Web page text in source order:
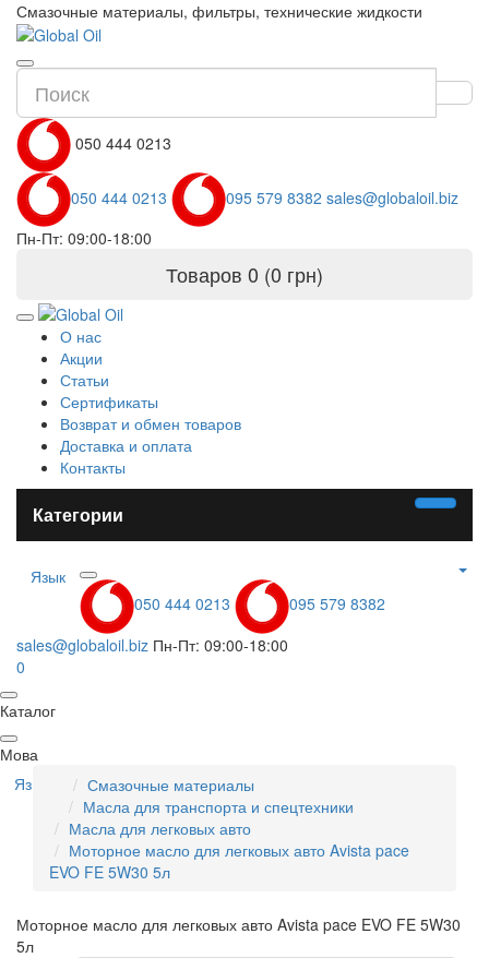
Смазочные материалы, фильтры, технические жидкости
050 444 0213
050 444 0213 095 579 8382 sales@globaloil.biz
Пн-Пт: 09:00-18:00
Товаров 0 (0 грн)
О нас
Акции
Статьи
Сертификаты
Возврат и обмен товаров
Доставка и оплата
Контакты
Категории
Язык
050 444 0213
095 579 8382
sales@globaloil.biz Пн-Пт: 09:00-18:00
0
Каталог
Мова
Язык
Смазочные материалы
Масла для транспорта и спецтехники
Масла для легковых авто
Моторное масло для легковых авто Avista pace
EVO FE 5W30 5л
Моторное масло для легковых авто Avista pace EVO FE 5W30
5л